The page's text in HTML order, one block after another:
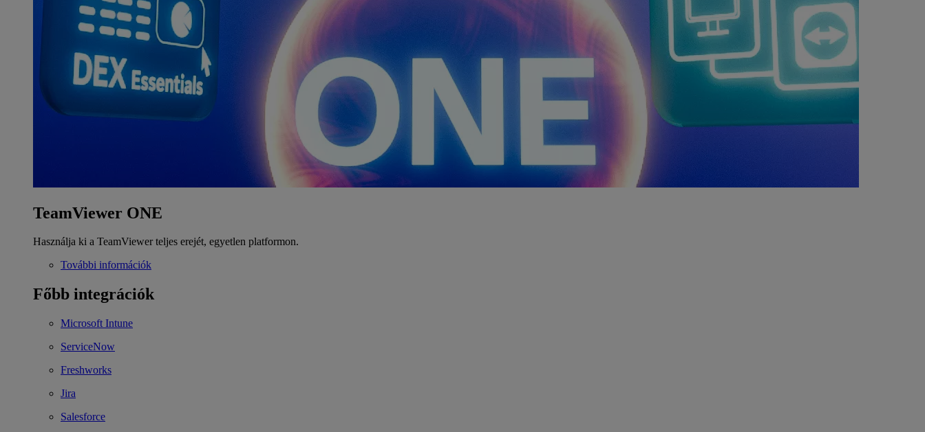
TeamViewer ONE
Használja ki a TeamViewer teljes erejét, egyetlen platformon.
További információk
Főbb integrációk
Microsoft Intune
ServiceNow
Freshworks
Jira
Salesforce